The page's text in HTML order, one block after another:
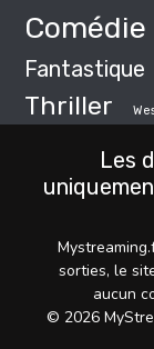
Comédie
Fantastique
Thriller
Les
sorties, le
aucun
© 2026